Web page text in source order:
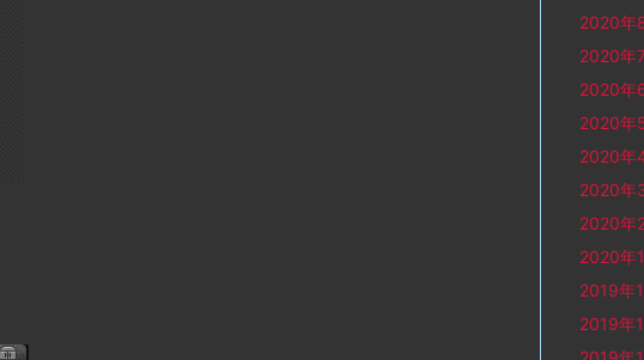
2020年
2020年
2020年
2020年
2020年
2020年
2020年
2020年
2019年
2019年